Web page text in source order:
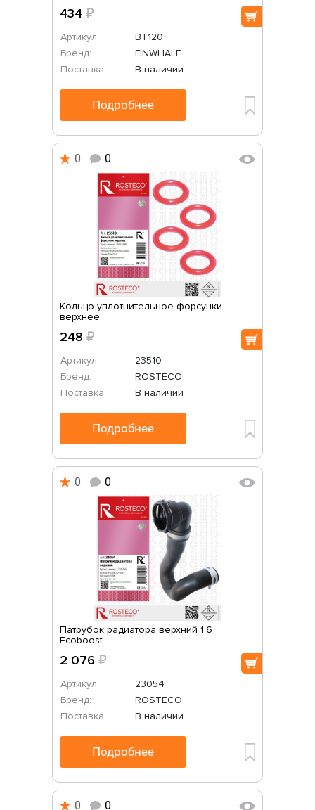
434 ₽
Артикул:
BT120
Бренд:
FINWHALE
Поставка:
В наличии
Подробнее
0 0
Кольцо уплотнительное форсунки
верхнее...
248 ₽
Артикул:
23510
Бренд:
ROSTECO
Поставка:
В наличии
Подробнее
0 0
Патрубок радиатора верхний 1,6
Ecoboost...
2 076 ₽
Артикул:
23054
Бренд:
ROSTECO
Поставка:
В наличии
Подробнее
0 0